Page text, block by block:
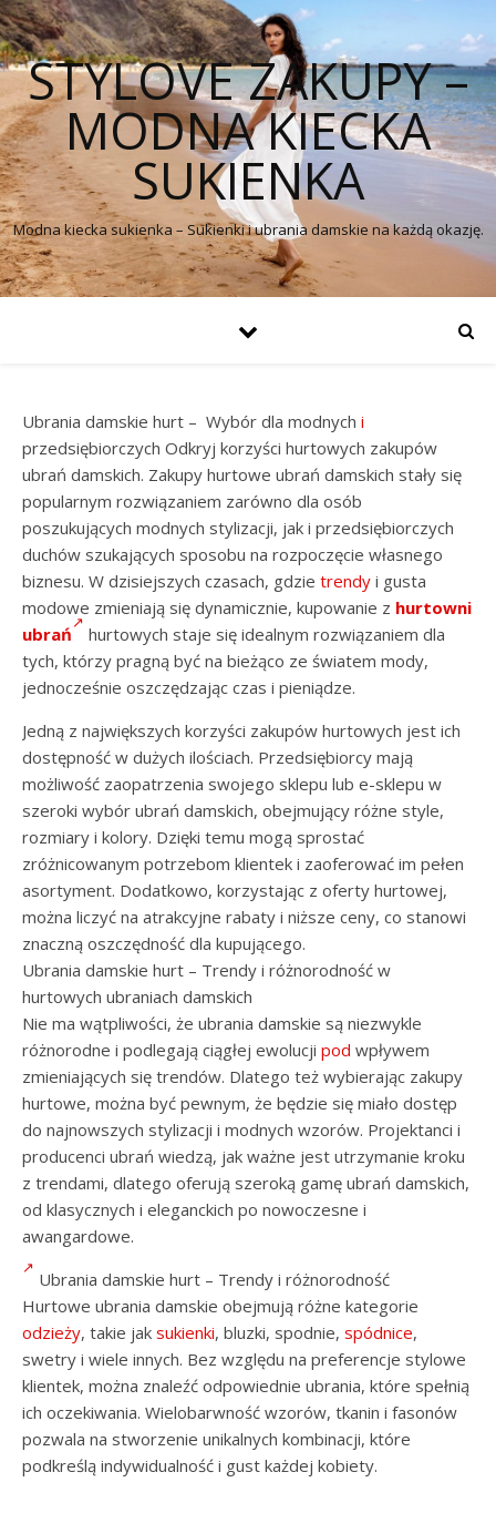
STYLOVE ZAKUPY –
MODNA KIECKA
SUKIENKA
Modna kiecka sukienka – Sukienki i ubrania damskie na każdą okazję.
Ubrania damskie hurt – Wybór dla modnych i
przedsiębiorczych Odkryj korzyści hurtowych zakupów
ubrań damskich. Zakupy hurtowe ubrań damskich stały się
popularnym rozwiązaniem zarówno dla osób
poszukujących modnych stylizacji, jak i przedsiębiorczych
duchów szukających sposobu na rozpoczęcie własnego
biznesu. W dzisiejszych czasach, gdzie trendy i gusta
modowe zmieniają się dynamicznie, kupowanie z hurtowni
ubrań
hurtowych staje się idealnym rozwiązaniem dla
tych, którzy pragną być na bieżąco ze światem mody,
jednocześnie oszczędzając czas i pieniądze.
Jedną z największych korzyści zakupów hurtowych jest ich
dostępność w dużych ilościach. Przedsiębiorcy mają
możliwość zaopatrzenia swojego sklepu lub e-sklepu w
szeroki wybór ubrań damskich, obejmujący różne style,
rozmiary i kolory. Dzięki temu mogą sprostać
zróżnicowanym potrzebom klientek i zaoferować im pełen
asortyment. Dodatkowo, korzystając z oferty hurtowej,
można liczyć na atrakcyjne rabaty i niższe ceny, co stanowi
znaczną oszczędność dla kupującego.
Ubrania damskie hurt – Trendy i różnorodność w
hurtowych ubraniach damskich
Nie ma wątpliwości, że ubrania damskie są niezwykle
różnorodne i podlegają ciągłej ewolucji pod wpływem
zmieniających się trendów. Dlatego też wybierając zakupy
hurtowe, można być pewnym, że będzie się miało dostęp
do najnowszych stylizacji i modnych wzorów. Projektanci i
producenci ubrań wiedzą, jak ważne jest utrzymanie kroku
z trendami, dlatego oferują szeroką gamę ubrań damskich,
od klasycznych i eleganckich po nowoczesne i
awangardowe.
Ubrania damskie hurt – Trendy i różnorodność
Hurtowe ubrania damskie obejmują różne kategorie
odzieży, takie jak sukienki, bluzki, spodnie, spódnice,
swetry i wiele innych. Bez względu na preferencje stylowe
klientek, można znaleźć odpowiednie ubrania, które spełnią
ich oczekiwania. Wielobarwność wzorów, tkanin i fasonów
pozwala na stworzenie unikalnych kombinacji, które
podkreślą indywidualność i gust każdej kobiety.